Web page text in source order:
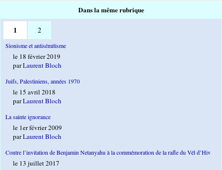
Dans la même rubrique
1 2
Sionisme et antisémitisme
le 18 février 2019
parLaurent Bloch
Juifs, Palestiniens, années 1970
le 15 avril 2018
parLaurent Bloch
La sainte ignorance
le 1er février 2009
parLaurent Bloch
Contre l’invitation de Benjamin Netanyahu à la commémoration de la rafle du Vél d’Hiv
le 13 juillet 2017